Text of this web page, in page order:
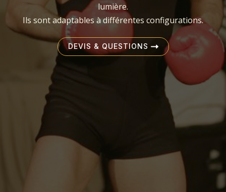
lumière.
Ils sont adaptables à différentes configurations.
DEVIS & QUESTIONS